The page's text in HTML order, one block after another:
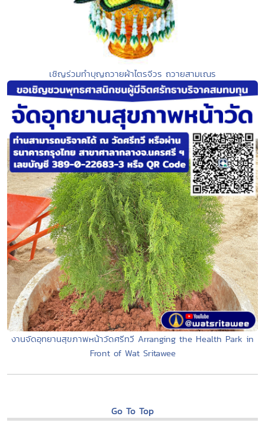
เชิญร่วมทำบุญถวายผ้าไตรจีวร ถวายสามเณร
งานจัดอุทยานสุขภาพหน้าวัดศรีทวี Arranging the Health Park in
Front of Wat Sritawee
Go To Top